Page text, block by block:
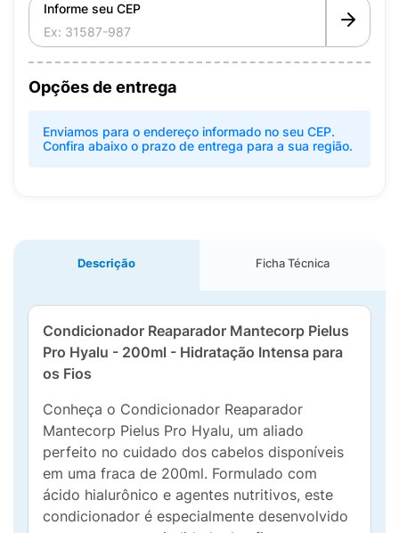
Informe seu CEP
Opções de entrega
Enviamos para o endereço informado no seu CEP.
Confira abaixo o prazo de entrega para a sua região.
Descrição Ficha Técnica
Condicionador Reaparador Mantecorp Pielus
Pro Hyalu - 200ml - Hidratação Intensa para
os Fios
Conheça o Condicionador Reaparador
Mantecorp Pielus Pro Hyalu, um aliado
perfeito no cuidado dos cabelos disponíveis
em uma fraca de 200ml. Formulado com
ácido hialurônico e agentes nutritivos, este
condicionador é especialmente desenvolvido